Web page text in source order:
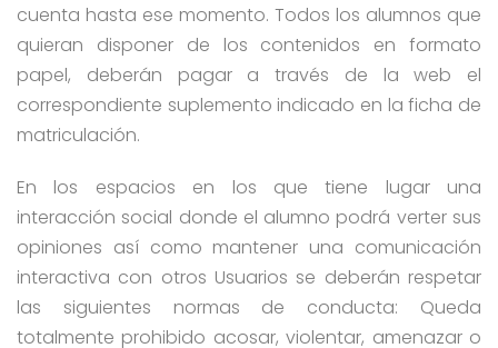
cuenta hasta ese momento. Todos los alumnos que
quieran disponer de los contenidos en formato
papel, deberán pagar a través de la web el
correspondiente suplemento indicado en la ficha de
matriculación.
En los espacios en los que tiene lugar una
interacción social donde el alumno podrá verter sus
opiniones así como mantener una comunicación
interactiva con otros Usuarios se deberán respetar
las siguientes normas de conducta: Queda
totalmente prohibido acosar, violentar, amenazar o